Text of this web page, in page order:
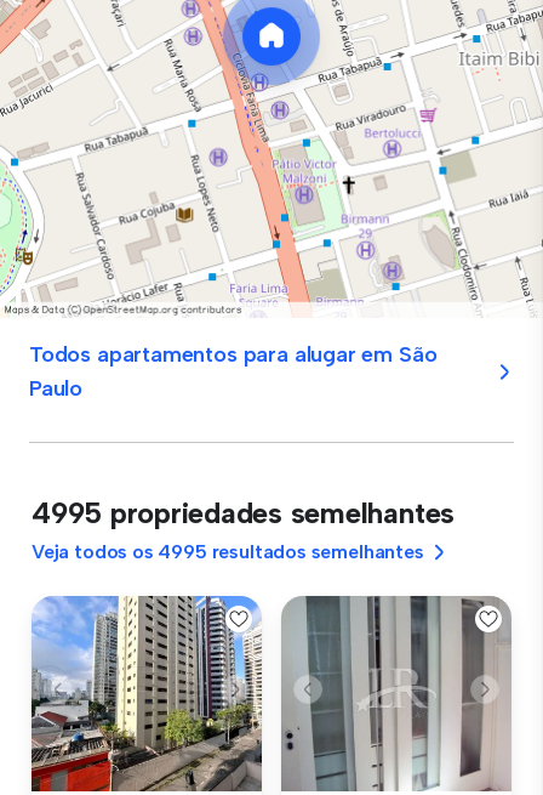
Todos apartamentos para alugar em São
Paulo
4995 propriedades semelhantes
Veja todos os 4995 resultados semelhantes